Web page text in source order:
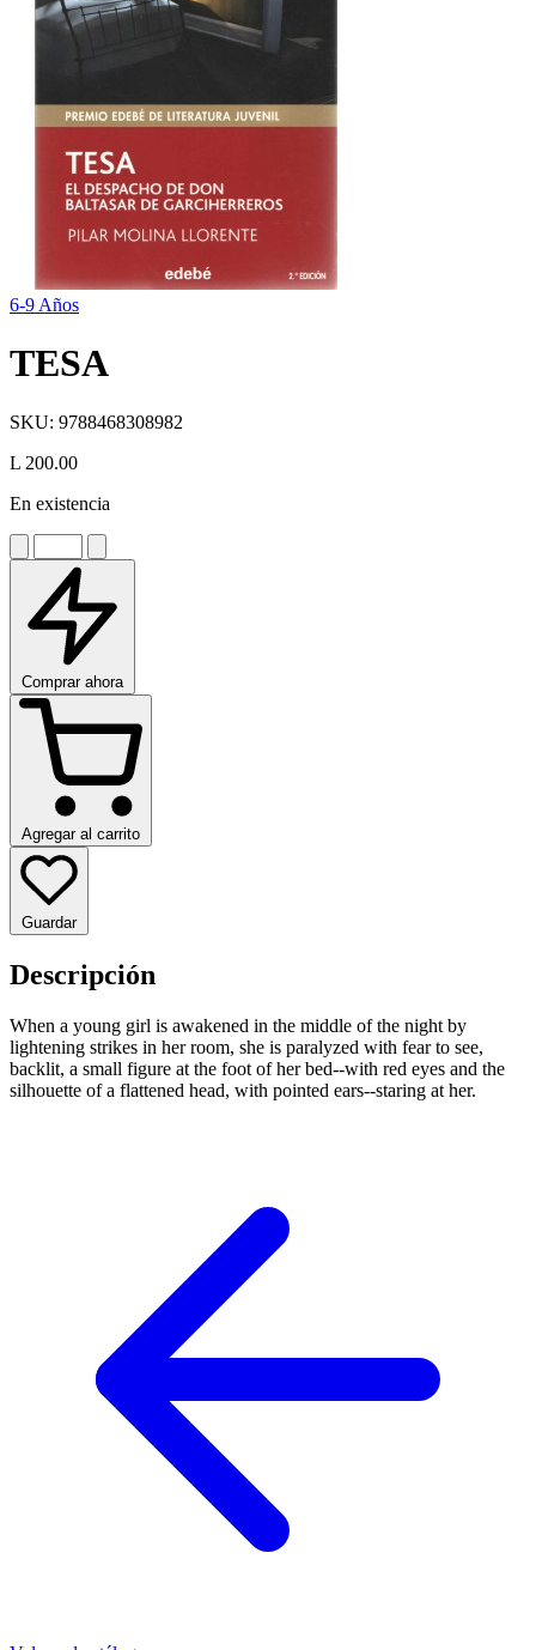
6-9 Años
TESA
SKU: 9788468308982
L 200.00
En existencia
Comprar ahora
Agregar al carrito
Guardar
Descripción
When a young girl is awakened in the middle of the night by
lightening strikes in her room, she is paralyzed with fear to see,
backlit, a small figure at the foot of her bed--with red eyes and the
silhouette of a flattened head, with pointed ears--staring at her.